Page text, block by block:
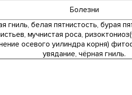
Болезни
гниль, белая пятнистость, бурая
мучнистая роса,
осевого уилиндра корня)
увядание, чёрная гниль.